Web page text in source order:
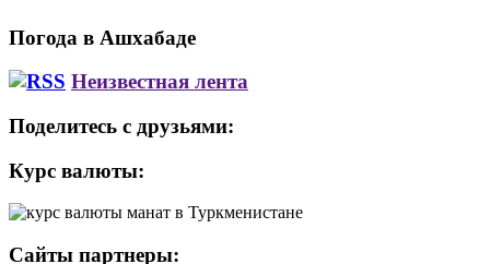
Погода в Ашхабаде
Неизвестная лента
Поделитесь с друзьями:
Курс валюты:
Сайты партнеры: